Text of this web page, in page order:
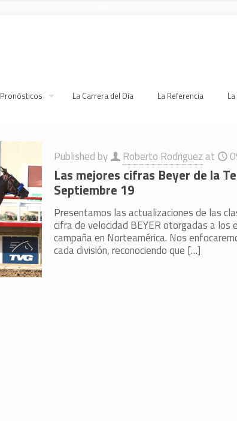
Pronósticos La Carrera del Día La Referencia
Published by Roberto Rodriguez at
Las mejores cifras Beyer de la
Septiembre 19
Presentamos las actualizaciones de las
cifra de velocidad BEYER otorgadas a los
campaña en Norteamérica. Nos
cada división, reconociendo que […]